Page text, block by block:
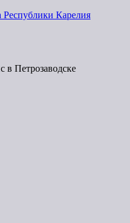
Республики Карелия
в Петрозаводске